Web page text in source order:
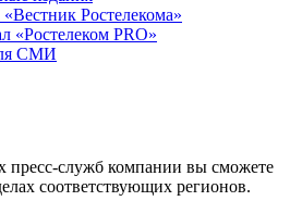
«Вестник Ростелекома»
«Ростелеком PRO»
СМИ
пресс-служб компании вы сможете
соответствующих регионов.